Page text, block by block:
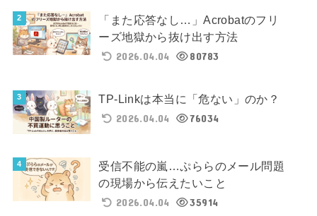
「また応答なし…」Acrobatのフリ
ーズ地獄から抜け出す方法
2026.04.04
80783
TP-Linkは本当に「危ない」のか？
2026.04.04
76034
受信不能の嵐…ぷららのメール問題
の現場から伝えたいこと
2026.04.04
35914